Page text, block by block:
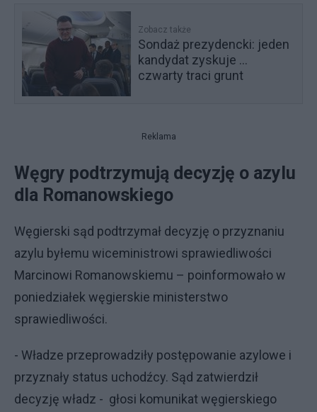
Zobacz także
Sondaż prezydencki: jeden
kandydat zyskuje ...
czwarty traci grunt
Reklama
Węgry podtrzymują decyzję o azylu
dla Romanowskiego
Węgierski sąd podtrzymał decyzję o przyznaniu
azylu byłemu wiceministrowi sprawiedliwości
Marcinowi Romanowskiemu – poinformowało w
poniedziałek węgierskie ministerstwo
sprawiedliwości.
- Władze przeprowadziły postępowanie azylowe i
przyznały status uchodźcy. Sąd zatwierdził
decyzję władz - głosi komunikat węgierskiego